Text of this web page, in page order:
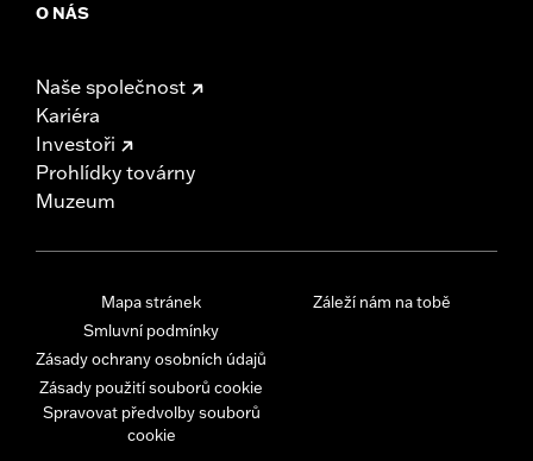
O NÁS
Naše společnost
Kariéra
Investoři
Prohlídky továrny
Muzeum
Mapa stránek
Smluvní podmínky
Zásady ochrany osobních údajů
Zásady použití souborů cookie
Spravovat předvolby souborů
cookie
Záleží nám na tobě